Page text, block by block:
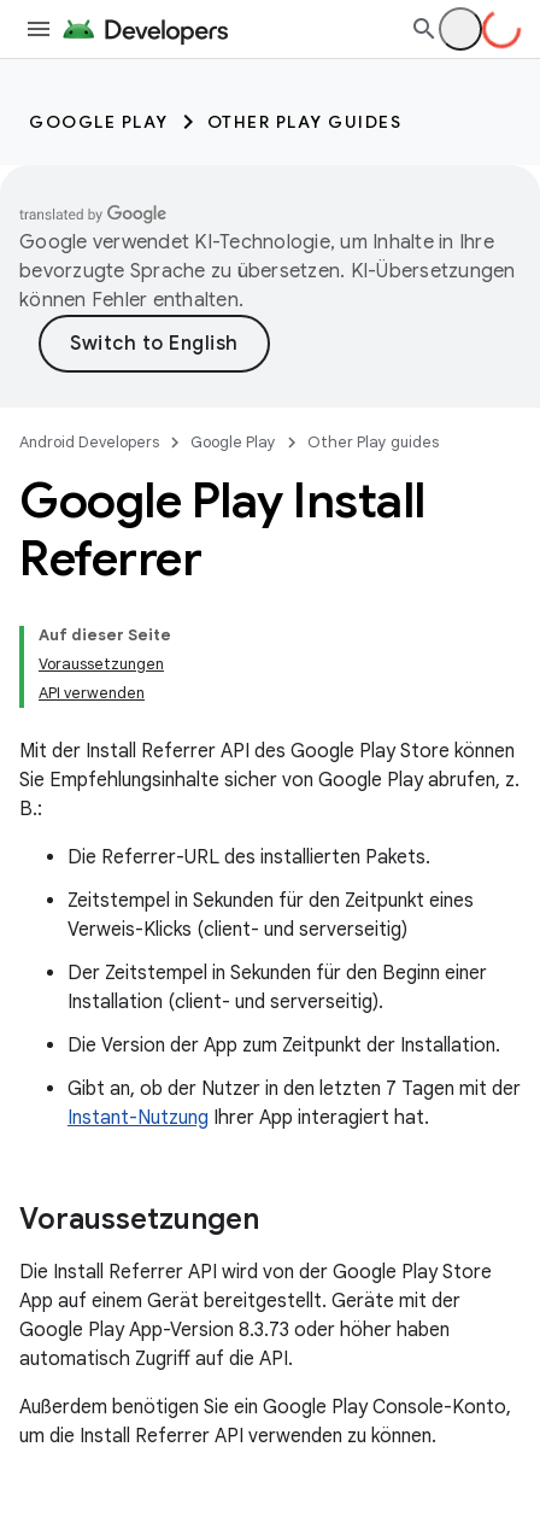
GOOGLE PLAY OTHER PLAY GUIDES
Google verwendet KI-Technologie, um Inhalte in Ihre
bevorzugte Sprache zu übersetzen. KI-Übersetzungen
können Fehler enthalten.
Android Developers Google Play Other Play guides
Google Play Install
Referrer
Auf dieser Seite
Voraussetzungen
API verwenden
Mit der Install Referrer API des Google Play Store können
Sie Empfehlungsinhalte sicher von Google Play abrufen, z.
B.:
Die Referrer-URL des installierten Pakets.
Zeitstempel in Sekunden für den Zeitpunkt eines
Verweis-Klicks (client- und serverseitig)
Der Zeitstempel in Sekunden für den Beginn einer
Installation (client- und serverseitig).
Die Version der App zum Zeitpunkt der Installation.
Gibt an, ob der Nutzer in den letzten 7 Tagen mit der
Instant-Nutzung Ihrer App interagiert hat.
Voraussetzungen
Die Install Referrer API wird von der Google Play Store
App auf einem Gerät bereitgestellt. Geräte mit der
Google Play App-Version 8.3.73 oder höher haben
automatisch Zugriff auf die API.
Außerdem benötigen Sie ein Google Play Console-Konto,
um die Install Referrer API verwenden zu können.